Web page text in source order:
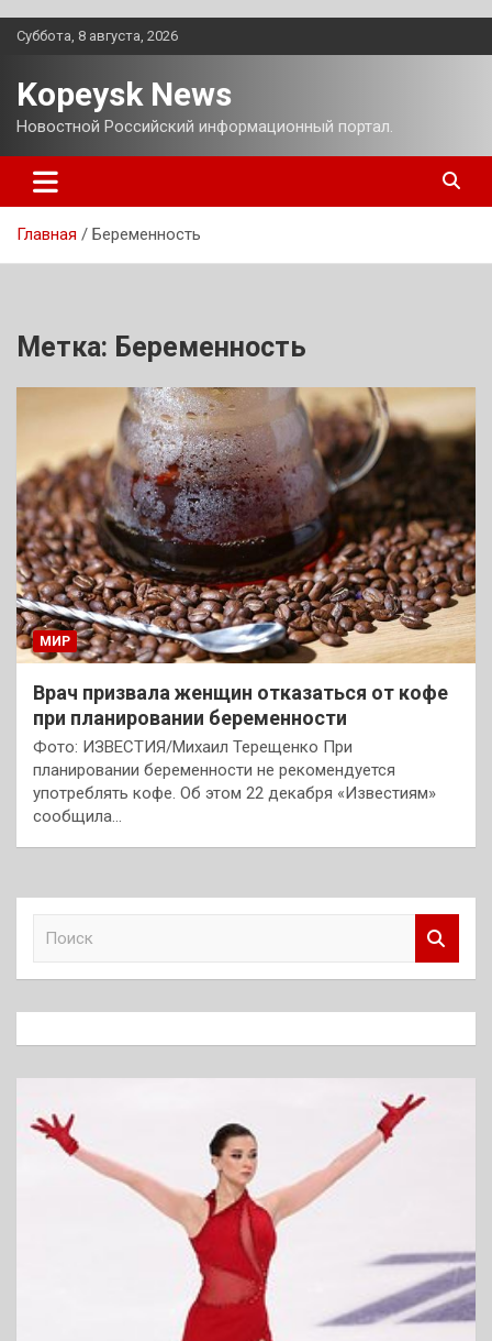
Перейти
Суббота, 8 августа, 2026
Kopeysk News
Новостной Российский информационный портал.
Главная Беременность
Метка: Беременность
МИР
Врач призвала женщин отказаться от кофе
при планировании беременности
Фото: ИЗВЕСТИЯ/Михаил Терещенко При
планировании беременности не рекомендуется
употреблять кофе. Об этом 22 декабря «Известиям»
сообщила…
к